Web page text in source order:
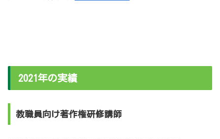
2021年の実績
教職員向け著作権研修講師